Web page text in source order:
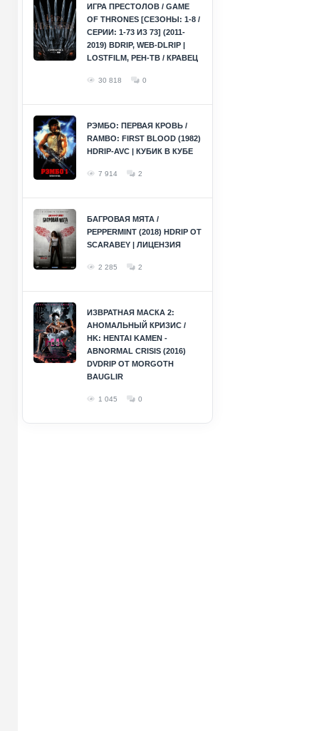
ИГРА ПРЕСТОЛОВ / GAME
OF THRONES [СЕЗОНЫ: 1-8 /
СЕРИИ: 1-73 ИЗ 73] (2011-
2019) BDRIP, WEB-DLRIP |
LOSTFILM, РЕН-ТВ / КРАВЕЦ
30 818 0
РЭМБО: ПЕРВАЯ КРОВЬ /
RAMBO: FIRST BLOOD (1982)
HDRIP-AVC | КУБИК В КУБЕ
7 914 2
БАГРОВАЯ МЯТА /
PEPPERMINT (2018) HDRIP ОТ
SCARABEY | ЛИЦЕНЗИЯ
2 285 2
ИЗВРАТНАЯ МАСКА 2:
АНОМАЛЬНЫЙ КРИЗИС /
HK: HENTAI KAMEN -
ABNORMAL CRISIS (2016)
DVDRIP ОТ MORGOTH
BAUGLIR
1 045 0